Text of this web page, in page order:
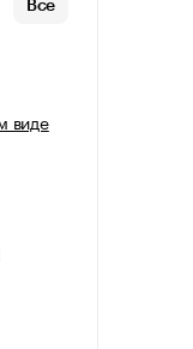
Все
виде